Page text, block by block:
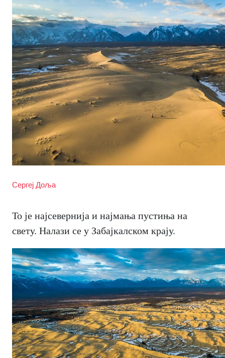
Сергеј Доља
То је најсевернија и најмања пустиња на
свету. Налази се у Забајкалском крају.